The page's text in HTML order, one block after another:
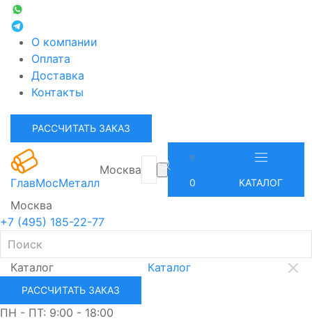
О компании
Оплата
Доставка
Контакты
РАССЧИТАТЬ ЗАКАЗ
ГлавМосМеталл
Москва
0 КАТАЛОГ
Москва
+7 (495) 185-22-77
Каталог Каталог
РАССЧИТАТЬ ЗАКАЗ
ПН - ПТ: 9:00 - 18:00